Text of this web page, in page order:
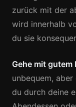
zurück mit der
wird innerhalb
du sie
Gehe mit gutem
unbequem,
du durch deine